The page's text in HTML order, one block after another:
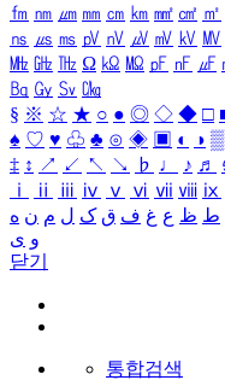
㎙ ㎚ ㎛ ㎜ ㎝ ㎞ ㎟ ㎠ ㎡
㎱ ㎲ ㎳ ㎴ ㎵ ㎶ ㎷ ㎸ ㎹
㎒ ㎓ ㎔ Ω ㏀ ㏁ ㎊ ㎋ ㎌
㏃ ㏉ ㏜ ㏆
§ ※ ☆ ★ ○ ● ◎ ◇ ◆ □
♠ ♡ ♥ ♧ ♣ ⊙ ◈ ▣ ◐ ◑ ▒
‡ ↕ ↗ ↙ ↖ ↘ ♭ ♩ ♪ ♬
ⅰ
ⅱ ⅲ ⅳ ⅴ ⅵ ⅶ ⅷ ⅸ
ط ظ ع غ ف ق ک ل م ن ه
و ی
닫기
통합검색